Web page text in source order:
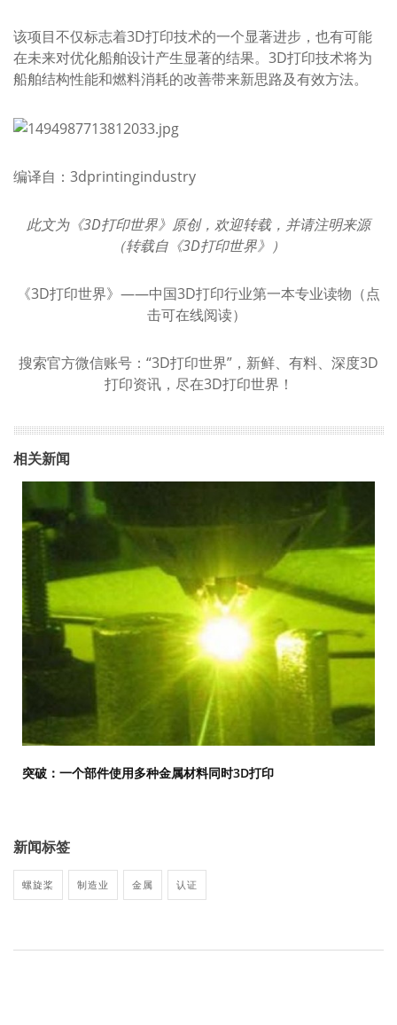
该项目不仅标志着3D打印技术的一个显著进步，也有可能
在未来对优化船舶设计产生显著的结果。3D打印技术将为
船舶结构性能和燃料消耗的改善带来新思路及有效方法。
编译自：3dprintingindustry
此文为《3D打印世界》原创，欢迎转载，并请注明来源
（转载自《3D打印世界》）
《3D打印世界》——中国3D打印行业第一本专业读物（点
击可在线阅读）
搜索官方微信账号：“3D打印世界”，新鲜、有料、深度3D
打印资讯，尽在3D打印世界！
相关新闻
突破：一个部件使用多种金属材料同时3D打印
新闻标签
螺旋桨 制造业 金属 认证